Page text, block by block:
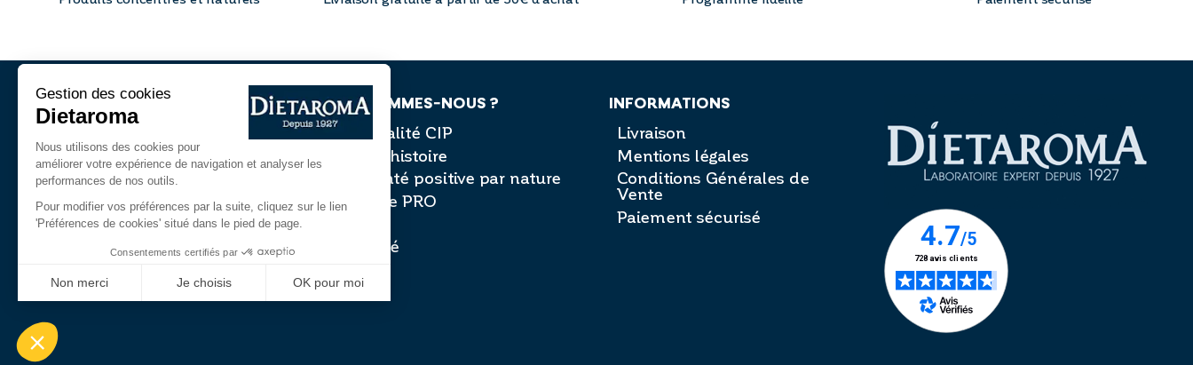
CONTACT
+33 (0)4 78 86 47 70
NOUS TROUVER
QUI SOMMES-NOUS ?
La qualité CIP
Notre histoire
La santé positive par nature
Espace PRO
Fidélité
INFORMATIONS
Livraison
Mentions légales
Conditions Générales de
Vente
Paiement sécurisé